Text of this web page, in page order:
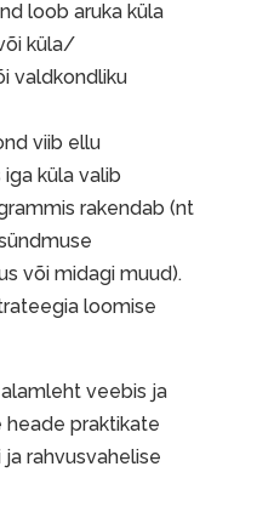
loob aruka küla
küla/
valdkondliku
viib ellu
küla valib
rakendab (nt
või midagi muud).
loomise
veebis ja
heade praktikate
rahvusvahelise